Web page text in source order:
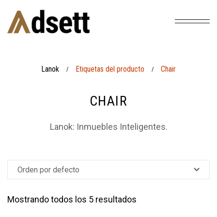
Lanok / Etiquetas del producto / Chair
CHAIR
Lanok: Inmuebles Inteligentes.
Mostrando todos los 5 resultados